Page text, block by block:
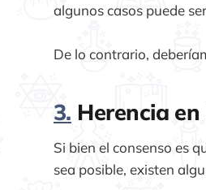
algunos casos puede
De lo contrario,
3. Herencia
Si bien el consenso es
sea posible, existen